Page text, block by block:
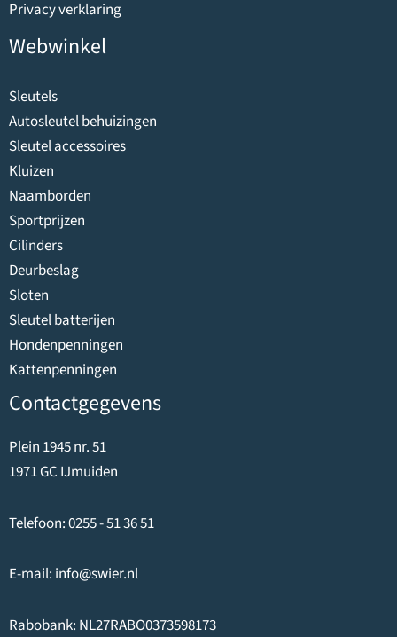
Privacy verklaring
Webwinkel
Sleutels
Autosleutel behuizingen
Sleutel accessoires
Kluizen
Naamborden
Sportprijzen
Cilinders
Deurbeslag
Sloten
Sleutel batterijen
Hondenpenningen
Kattenpenningen
Contactgegevens
Plein 1945 nr. 51
1971 GC IJmuiden
Telefoon:0255 - 51 36 51
E-mail: info@swier.nl
Rabobank: NL27RABO0373598173